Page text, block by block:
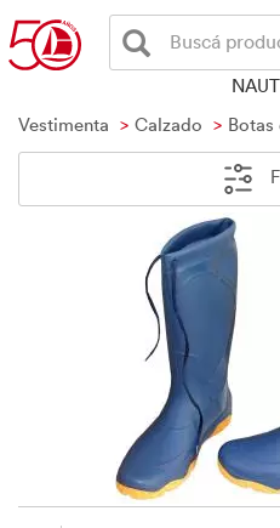
Buscá
Vestimenta
Calzado Botas